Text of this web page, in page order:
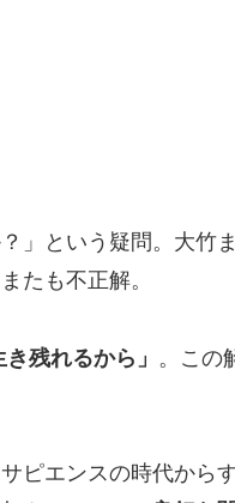
」という疑問。大竹
たも不正解。
残れるから」 。この
ピエンスの時代から